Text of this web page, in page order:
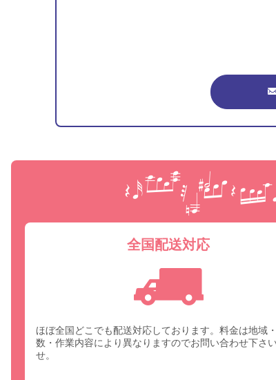
全国配送対応
ほぼ全国どこでも配送対応しております。料金は地域
数・作業内容により異なりますのでお問い合わせ下さ
せ。